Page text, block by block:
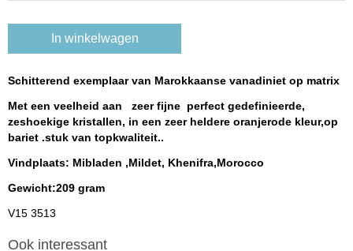
In winkelwagen
Schitterend exemplaar van Marokkaanse vanadiniet op matrix
Met een veelheid aan zeer fijne perfect gedefinieerde,
zeshoekige kristallen, in een zeer heldere oranjerode kleur,op
bariet .stuk van topkwaliteit..
Vindplaats: Mibladen ,Mildet, Khenifra,Morocco
Gewicht:209 gram
V15 3513
Ook interessant